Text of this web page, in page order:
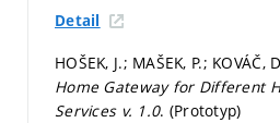
Detail
HOŠEK, J.; MAŠEK, P.; KOVÁČ,
Home Gateway for Different
Services v. 1.0. (Prototyp)